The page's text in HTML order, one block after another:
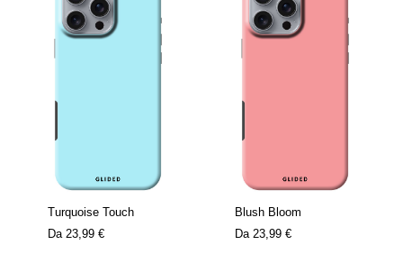
Turquoise Touch
Da 23,99 €
Blush Bloom
Da 23,99 €